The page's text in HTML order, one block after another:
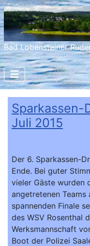
Bad Lobensteiner
Sparkassen-
Juli 2015
Der 6. Sparkassen-
Ende. Bei guter
vieler Gäste wurden
angetretenen Teams
spannenden Finale
des WSV Rosenthal
Werksmannschaft
Boot der Polizei